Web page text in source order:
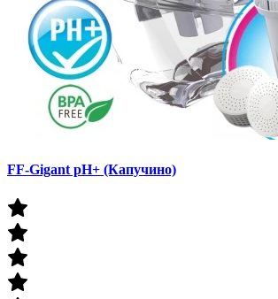
FF-Gigant pH+ (Капучино)